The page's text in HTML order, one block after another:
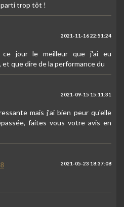
parti trop tôt !
2021-11-16 22:51:24
ce jour le meilleur que j'ai eu
que dire de la performance du
2021-09-15 15:11:31
mais j'ai bien peur qu'elle
faites vous votre avis en
2021-05-23 18:37:08